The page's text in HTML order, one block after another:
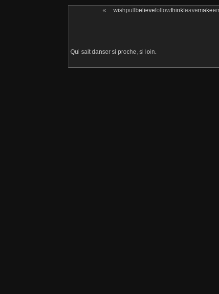
« wishpull believefollowthinkleavemake
Qui sait danser si proche, si loin.